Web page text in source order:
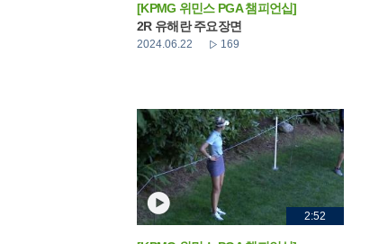
[KPMG 위민스 PGA 챔피언십]
2R 유해란 주요장면
2024.06.22 169
2:52